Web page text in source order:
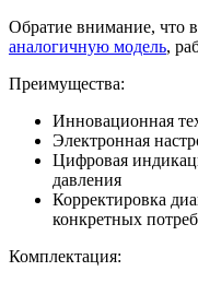
Обратие внимание, что
аналогичную модель,
Преимущества:
Инновационная
Электронная
Цифровая
давления
Корректировка
конкретных
Комплектация: